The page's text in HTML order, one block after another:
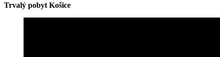
Trvalý pobyt Košice